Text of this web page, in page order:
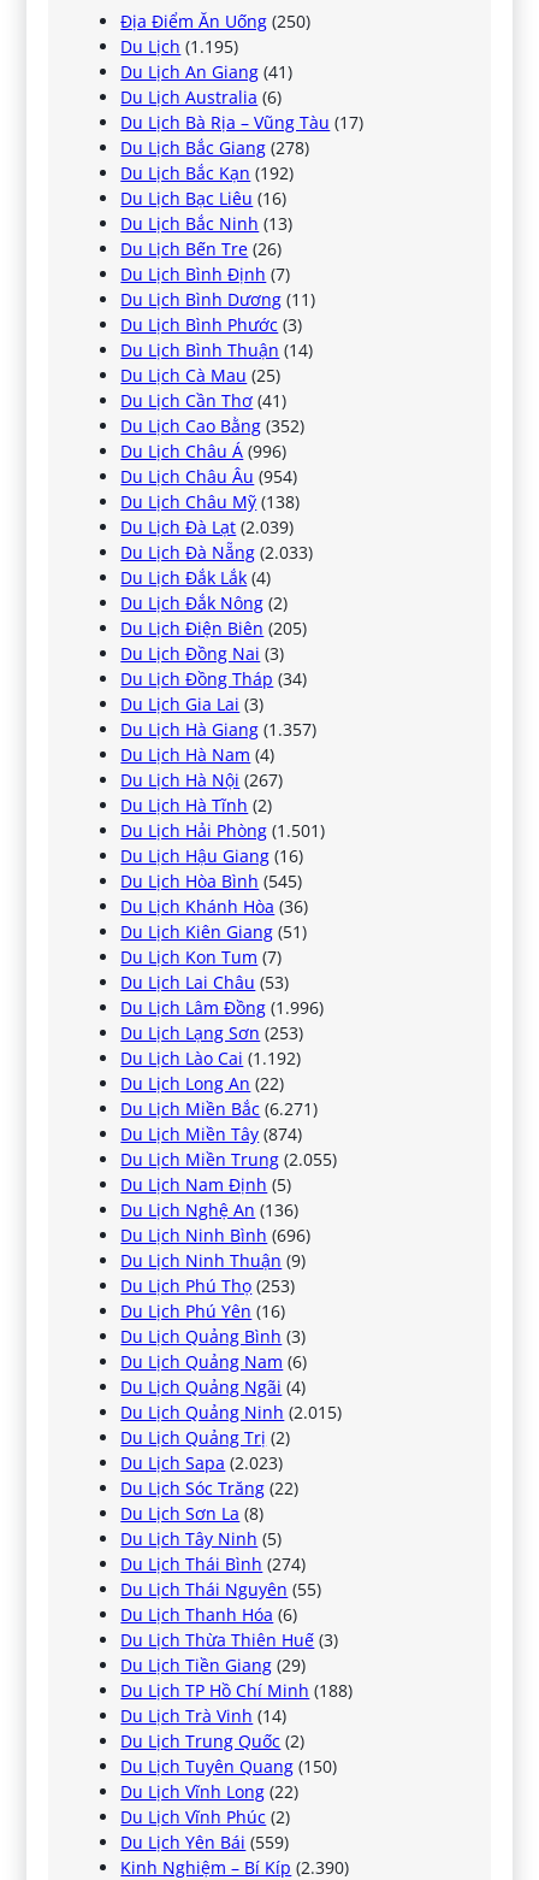
Địa Điểm Ăn Uống (250)
Du Lịch (1.195)
Du Lịch An Giang (41)
Du Lịch Australia (6)
Du Lịch Bà Rịa – Vũng Tàu (17)
Du Lịch Bắc Giang (278)
Du Lịch Bắc Kạn (192)
Du Lịch Bạc Liêu (16)
Du Lịch Bắc Ninh (13)
Du Lịch Bến Tre (26)
Du Lịch Bình Định (7)
Du Lịch Bình Dương (11)
Du Lịch Bình Phước (3)
Du Lịch Bình Thuận (14)
Du Lịch Cà Mau (25)
Du Lịch Cần Thơ (41)
Du Lịch Cao Bằng (352)
Du Lịch Châu Á (996)
Du Lịch Châu Âu (954)
Du Lịch Châu Mỹ (138)
Du Lịch Đà Lạt (2.039)
Du Lịch Đà Nẵng (2.033)
Du Lịch Đắk Lắk (4)
Du Lịch Đắk Nông (2)
Du Lịch Điện Biên (205)
Du Lịch Đồng Nai (3)
Du Lịch Đồng Tháp (34)
Du Lịch Gia Lai (3)
Du Lịch Hà Giang (1.357)
Du Lịch Hà Nam (4)
Du Lịch Hà Nội (267)
Du Lịch Hà Tĩnh (2)
Du Lịch Hải Phòng (1.501)
Du Lịch Hậu Giang (16)
Du Lịch Hòa Bình (545)
Du Lịch Khánh Hòa (36)
Du Lịch Kiên Giang (51)
Du Lịch Kon Tum (7)
Du Lịch Lai Châu (53)
Du Lịch Lâm Đồng (1.996)
Du Lịch Lạng Sơn (253)
Du Lịch Lào Cai (1.192)
Du Lịch Long An (22)
Du Lịch Miền Bắc (6.271)
Du Lịch Miền Tây (874)
Du Lịch Miền Trung (2.055)
Du Lịch Nam Định (5)
Du Lịch Nghệ An (136)
Du Lịch Ninh Bình (696)
Du Lịch Ninh Thuận (9)
Du Lịch Phú Thọ (253)
Du Lịch Phú Yên (16)
Du Lịch Quảng Bình (3)
Du Lịch Quảng Nam (6)
Du Lịch Quảng Ngãi (4)
Du Lịch Quảng Ninh (2.015)
Du Lịch Quảng Trị (2)
Du Lịch Sapa (2.023)
Du Lịch Sóc Trăng (22)
Du Lịch Sơn La (8)
Du Lịch Tây Ninh (5)
Du Lịch Thái Bình (274)
Du Lịch Thái Nguyên (55)
Du Lịch Thanh Hóa (6)
Du Lịch Thừa Thiên Huế (3)
Du Lịch Tiền Giang (29)
Du Lịch TP Hồ Chí Minh (188)
Du Lịch Trà Vinh (14)
Du Lịch Trung Quốc (2)
Du Lịch Tuyên Quang (150)
Du Lịch Vĩnh Long (22)
Du Lịch Vĩnh Phúc (2)
Du Lịch Yên Bái (559)
Kinh Nghiệm – Bí Kíp (2.390)